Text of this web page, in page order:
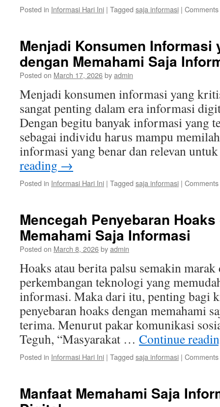
Posted in Informasi Hari Ini | Tagged saja informasi |
Menjadi Konsumen Informasi
dengan Memahami Saja
Posted on March 17, 2026byadmin
Menjadi konsumen informasi yang
sangat penting dalam era informasi
Dengan begitu banyak informasi yang
sebagai individu harus mampu
informasi yang benar dan relevan
reading →
Posted in Informasi Hari Ini | Tagged saja informasi |
Mencegah Penyebaran
Memahami Saja Informasi
Posted on March 8, 2026byadmin
Hoaks atau berita palsu semakin marak
perkembangan teknologi yang
informasi. Maka dari itu, penting bagi
penyebaran hoaks dengan memahami
terima. Menurut pakar komunikasi
Teguh, “Masyarakat … Continue
Posted in Informasi Hari Ini | Tagged saja informasi |
Manfaat Memahami Saja